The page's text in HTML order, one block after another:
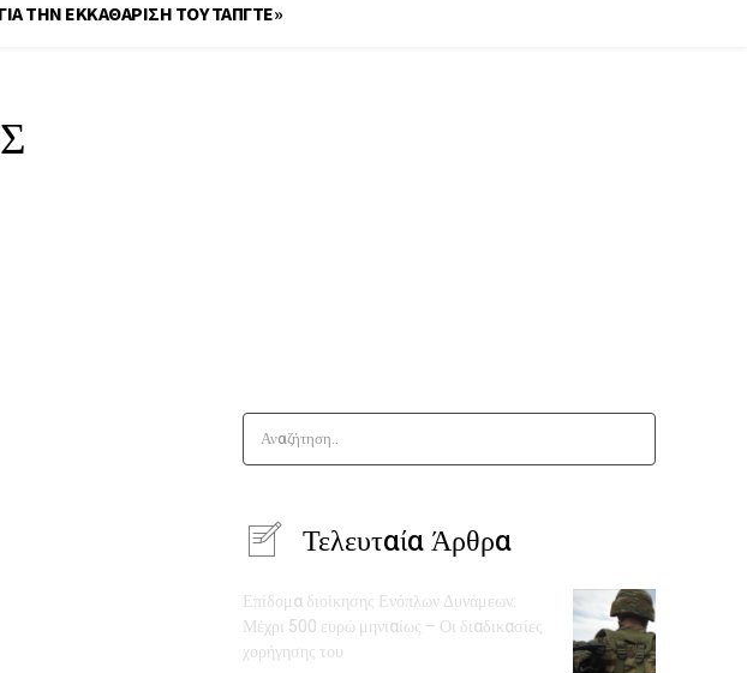
ΤΗΝ ΕΚΚΑΘΑΡΙΣΗ ΤΟΥ ΤΑΠΓΤΕ»
Αναζήτηση..
Τελευταία Άρθρα
Επίδομα διοίκησης Ενόπλων Δυνάμεων:
Μέχρι 500 ευρώ μηνιαίως – Οι διαδικασίες
χορήγησης του